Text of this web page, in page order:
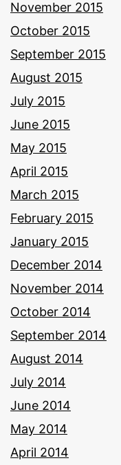
November 2015
October 2015
September 2015
August 2015
July 2015
June 2015
May 2015
April 2015
March 2015
February 2015
January 2015
December 2014
November 2014
October 2014
September 2014
August 2014
July 2014
June 2014
May 2014
April 2014